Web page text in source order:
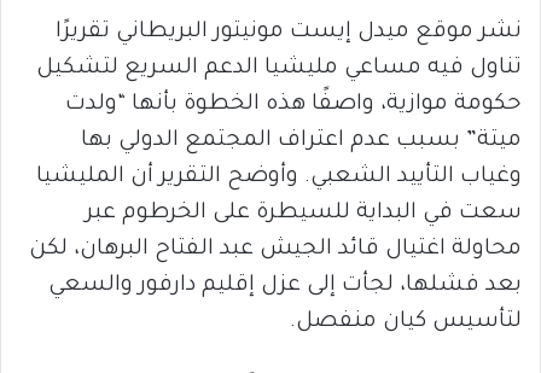
نشر موقع ميدل إيست مونيتور البريطاني تقريرًا
تناول فيه مساعي مليشيا الدعم السريع لتشكيل
حكومة موازية، واصفًا هذه الخطوة بأنها “ولدت
ميتة” بسبب عدم اعتراف المجتمع الدولي بها
وغياب التأييد الشعبي. وأوضح التقرير أن المليشيا
سعت في البداية للسيطرة على الخرطوم عبر
محاولة اغتيال قائد الجيش عبد الفتاح البرهان، لكن
بعد فشلها، لجأت إلى عزل إقليم دارفور والسعي
لتأسيس كيان منفصل.